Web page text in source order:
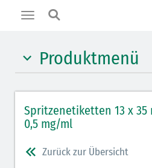
Toggle
Produktmenü
Benzodiazepine (orange)
Benzodiazepin-Antagonisten
Muskelrelaxantien (weiß-rot):
Spritzenetiketten 13 x 35
0,5 mg/ml
Zurück zur Übersicht